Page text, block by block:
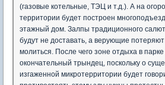
(газовые котельные, ТЭЦ и т.д.). А на
территории будет построен
этажный дом. Залпы традиционного
будут не доставать, а верующие
молиться. После чего зоне отдыха в
окончательный трындец, поскольку о
изгаженной микротерритории будет